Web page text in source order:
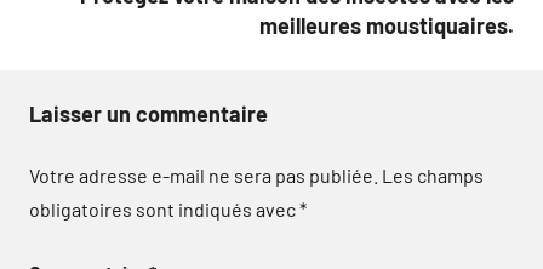
meilleures moustiquaires.
Laisser un commentaire
Votre adresse e-mail ne sera pas publiée. Les champs
obligatoires sont indiqués avec*